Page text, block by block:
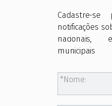
Cadastre-se
notificações
nacionais,
municipais
Nome: